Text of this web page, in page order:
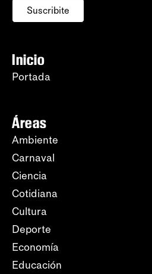
Suscribite
Inicio
Portada
Áreas
Ambiente
Carnaval
Ciencia
Cotidiana
Cultura
Deporte
Economía
Educación